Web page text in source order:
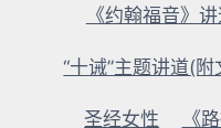
《约翰福音》
“十诫”主题讲道(附
圣经女性 《